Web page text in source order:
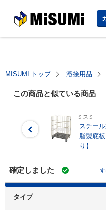
MISUMI | Your Time, Our
Priority
MISUMI トップ 溶接用品
この商品と似ている商品
ミスミ
スチー
脂製底
り】
確定しました
タイプ